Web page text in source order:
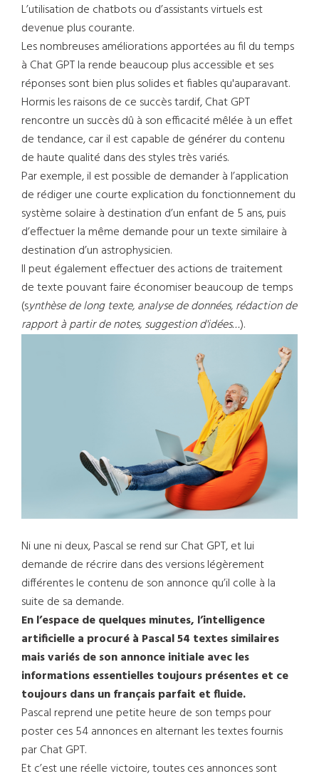
L’utilisation de chatbots ou d’assistants virtuels est
devenue plus courante.
Les nombreuses améliorations apportées au fil du temps
à Chat GPT la rende beaucoup plus accessible et ses
réponses sont bien plus solides et fiables qu'auparavant.
Hormis les raisons de ce succès tardif, Chat GPT
rencontre un succès dû à son efficacité mêlée à un effet
de tendance, car il est capable de générer du contenu
de haute qualité dans des styles très variés.
Par exemple, il est possible de demander à l’application
de rédiger une courte explication du fonctionnement du
système solaire à destination d’un enfant de 5 ans, puis
d’effectuer la même demande pour un texte similaire à
destination d’un astrophysicien.
Il peut également effectuer des actions de traitement
de texte pouvant faire économiser beaucoup de temps
(synthèse de long texte, analyse de données, rédaction de
rapport à partir de notes, suggestion d'idées…).
Ni une ni deux, Pascal se rend sur Chat GPT, et lui
demande de récrire dans des versions légèrement
différentes le contenu de son annonce qu’il colle à la
suite de sa demande.
En l’espace de quelques minutes, l’intelligence
artificielle a procuré à Pascal 54 textes similaires
mais variés de son annonce initiale avec les
informations essentielles toujours présentes et ce
toujours dans un français parfait et fluide.
Pascal reprend une petite heure de son temps pour
poster ces 54 annonces en alternant les textes fournis
par Chat GPT.
Et c’est une réelle victoire, toutes ces annonces sont